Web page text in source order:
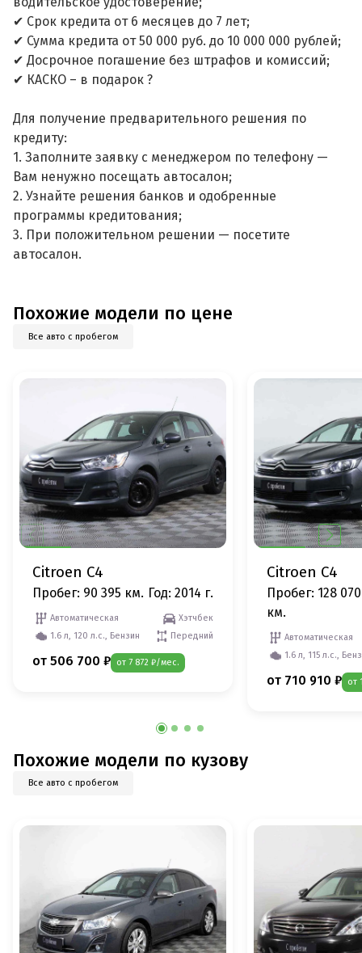
✔ Срок кредита от 6 месяцев до 7 лет;
✔ Сумма кредита от 50 000 руб. до 10 000 000 рублей;
✔ Досрочное погашение без штрафов и комиссий;
✔ КАСКО – в подарок ?
Для получение предварительного решения по
кредиту:
1. Заполните заявку с менеджером по телефону —
Вам ненужно посещать автосалон;
2. Узнайте решения банков и одобренные
программы кредитования;
3. При положительном решении — посетите
автосалон.
Похожие модели по цене
Все авто с пробегом
Citroen C4
Пробег: 90 395 км. Год: 2014 г.
Автоматическая
Хэтчбек
1.6 л, 120 л.с., Бензин
Передний
от 506 700 ₽ от 7 872 ₽/мес.
Citroen C4
Пробег: 128 070
км.
Автоматическая
1.6 л, 115 л.с.,
от 710 910 ₽ от
Похожие модели по кузову
Все авто с пробегом